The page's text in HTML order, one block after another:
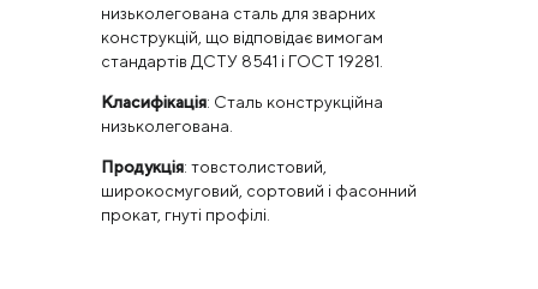
низьколегована сталь для зварних
конструкцій, що відповідає вимогам
стандартів ДСТУ 8541 і ГОСТ 19281.
Класифікація: Сталь конструкційна
низьколегована.
Продукція: товстолистовий,
широкосмуговий, сортовий і фасонний
прокат, гнуті профілі.